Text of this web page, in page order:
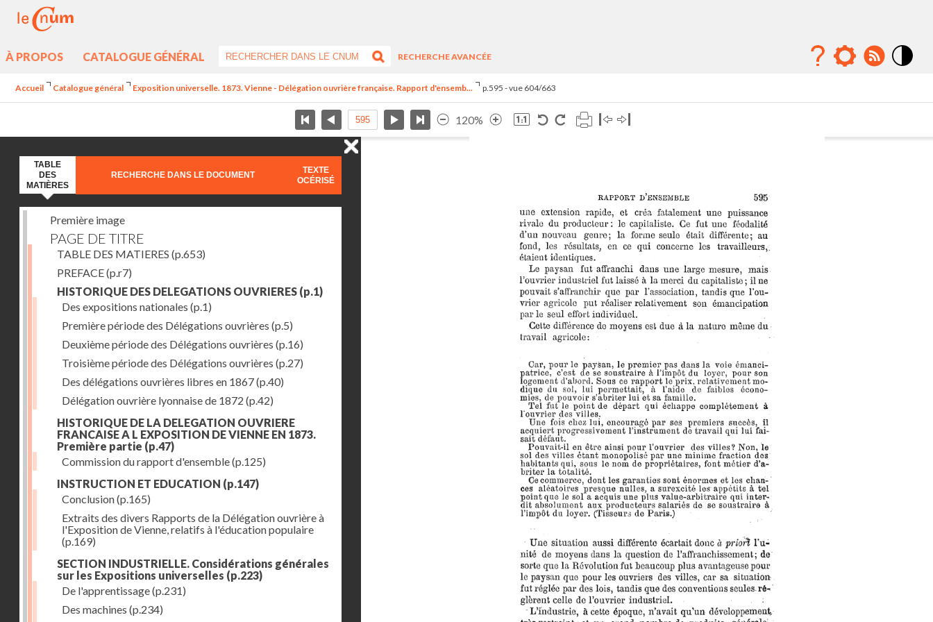
À PROPOS CATALOGUE GÉNÉRAL
RECHERCHE AVANCÉE
Accueil Catalogue général Exposition universelle. 1873. Vienne - Délégation ouvrière française. Rapport d'ensemb... p.595 - vue 604/663
120%
TABLE
DES
MATIÈRES
RECHERCHE DANS LE DOCUMENT
TEXTE
OCÉRISÉ
Première image
PAGE DE TITRE
TABLE DES MATIERES (p.653)
PREFACE(p.r7)
HISTORIQUE DES DELEGATIONS OUVRIERES (p.1)
Des expositions nationales (p.1)
Première période des Délégations ouvrières (p.5)
Deuxième période des Délégations ouvrières (p.16)
Troisième période des Délégations ouvrières (p.27)
Des délégations ouvrières libres en 1867(p.40)
Délégation ouvrière lyonnaise de 1872 (p.42)
HISTORIQUE DE LA DELEGATION OUVRIERE
FRANCAISE A L EXPOSITION DE VIENNE EN 1873.
Première partie (p.47)
Commission du rapport d'ensemble(p.125)
INSTRUCTION ET EDUCATION (p.147)
Conclusion(p.165)
Extraits des divers Rapports de la Délégation ouvrière à
l'Exposition de Vienne, relatifs à l'éducation populaire
(p.169)
SECTION INDUSTRIELLE. Considérations générales
sur les Expositions universelles (p.223)
De l'apprentissage(p.231)
Des machines (p.234)